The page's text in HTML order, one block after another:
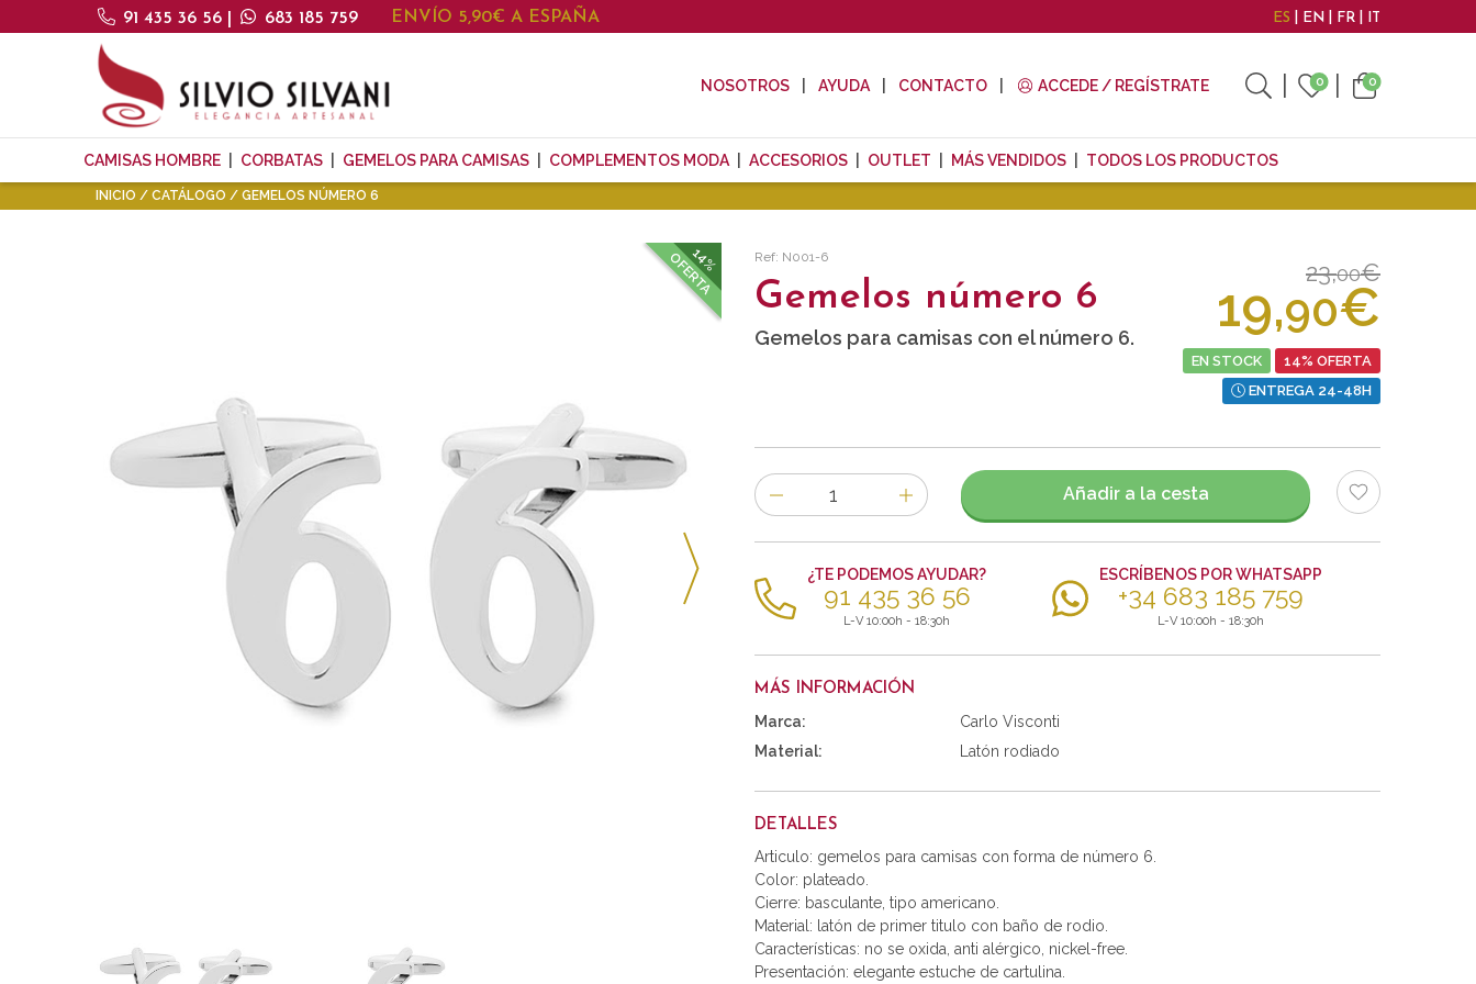
91 435 36 56 683 185 759 ENVÍO 5,90€ A ESPAÑA ES EN FR IT
NOSOTROS AYUDA CONTACTO ACCEDE / REGÍSTRATE 0 0
CAMISAS HOMBRE CORBATAS GEMELOS PARA CAMISAS COMPLEMENTOS MODA ACCESORIOS OUTLET MÁS VENDIDOS TODOS LOS PRODUCTOS
INICIO CATÁLOGO GEMELOS NÚMERO 6
14%
OFERTA Ref: N001-6
Gemelos número 6
Gemelos para camisas con el número 6.
23,00€
19,90€
EN STOCK
14% OFERTA
ENTREGA 24-48H
Número
de
artículos
Añadir a la cesta
¿TE PODEMOS AYUDAR?
91 435 36 56
L-V 10:00h - 18:30h
ESCRÍBENOS POR WHATSAPP
+34 683 185 759
L-V 10:00h - 18:30h
MÁS INFORMACIÓN
Marca:
Carlo Visconti
Material:
Latón rodiado
DETALLES
Articulo: gemelos para camisas con forma de número 6.
Color: plateado.
Cierre: basculante, tipo americano.
Material: latón de primer titulo con baño de rodio.
Características: no se oxida, anti alérgico, nickel-free.
Presentación: elegante estuche de cartulina.